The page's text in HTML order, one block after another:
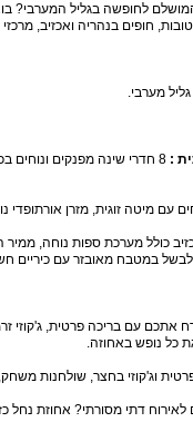
לחופשה בגליל המערבי? בואו
חופים בנהריה ואכזיב, מרכזי
מערבי.
:
כולל מערכת ספות נוחה, ממיר הוט
עם בריכה פרטית, ג'קוזי
כל נופש באחוזה.
וג'קוזי בחצר, שולחנות
דתי מסורתי? אחוזת